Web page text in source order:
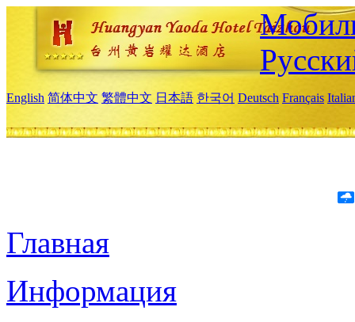
English 简体中文 繁體中文 日本語 한국어 Deutsch Français
Главная
Информация